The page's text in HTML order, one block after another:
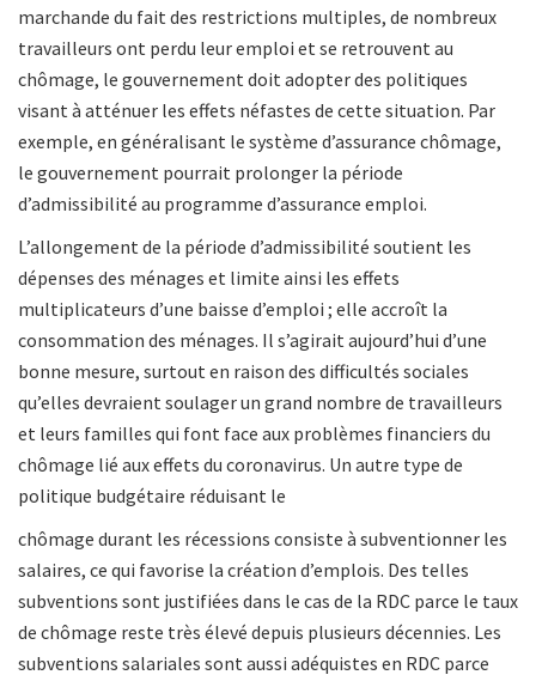
marchande du fait des restrictions multiples, de nombreux
travailleurs ont perdu leur emploi et se retrouvent au
chômage, le gouvernement doit adopter des politiques
visant à atténuer les effets néfastes de cette situation. Par
exemple, en généralisant le système d’assurance chômage,
le gouvernement pourrait prolonger la période
d’admissibilité au programme d’assurance emploi.
L’allongement de la période d’admissibilité soutient les
dépenses des ménages et limite ainsi les effets
multiplicateurs d’une baisse d’emploi ; elle accroît la
consommation des ménages. Il s’agirait aujourd’hui d’une
bonne mesure, surtout en raison des difficultés sociales
qu’elles devraient soulager un grand nombre de travailleurs
et leurs familles qui font face aux problèmes financiers du
chômage lié aux effets du coronavirus. Un autre type de
politique budgétaire réduisant le
chômage durant les récessions consiste à subventionner les
salaires, ce qui favorise la création d’emplois. Des telles
subventions sont justifiées dans le cas de la RDC parce le taux
de chômage reste très élevé depuis plusieurs décennies. Les
subventions salariales sont aussi adéquistes en RDC parce